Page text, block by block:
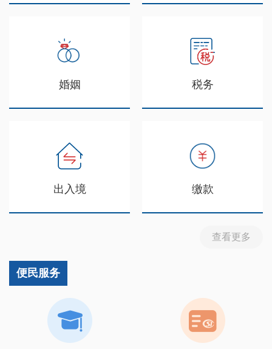
婚姻 税务
出入境 缴款
查看更多
便民服务